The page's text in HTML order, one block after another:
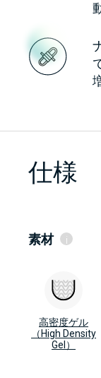
仕様
素材 i
高密度ゲ
るため、
み合わせること
ナーから
ーに最適で
高密度ゲル
（High Density
Gel）